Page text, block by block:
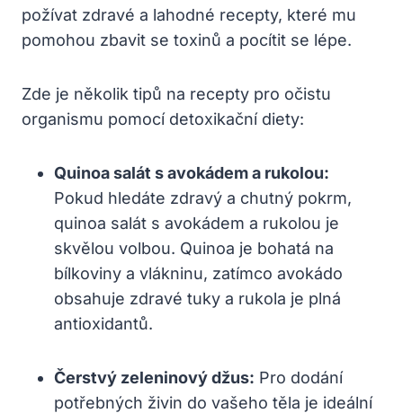
požívat zdravé a lahodné recepty, které mu
pomohou zbavit se toxinů a pocítit se lépe.
Zde je několik tipů na recepty pro očistu
organismu pomocí detoxikační diety:
Quinoa salát s avokádem a rukolou:
Pokud hledáte zdravý a chutný pokrm,
quinoa salát s avokádem a rukolou je
skvělou volbou. Quinoa je bohatá na
bílkoviny a vlákninu, zatímco avokádo
obsahuje zdravé tuky a rukola je plná
antioxidantů.
Čerstvý zeleninový džus: Pro dodání
potřebných živin do vašeho těla je ideální